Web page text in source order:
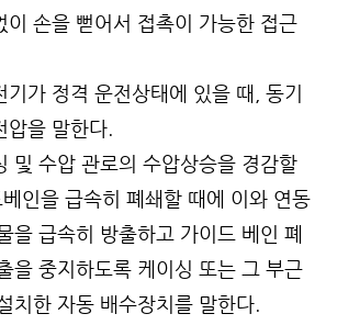
이 손을 뻗어서 접촉이 가능한 접근
기가 정격 운전상태에 있을 때, 동기
압을 말한다.
및 수압 관로의 수압상승을 경감할
인을 급속히 폐쇄할 때에 이와 연동
을 급속히 방출하고 가이드 베인 폐
을 중지하도록 케이싱 또는 그 부근
치한 자동 배수장치를 말한다.